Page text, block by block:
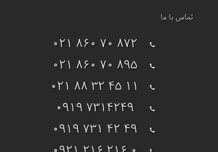
تماس با ما
021 860 70 872
021 860 70 895
021 88 32 45 11
0919 7314249
0919 731 42 49